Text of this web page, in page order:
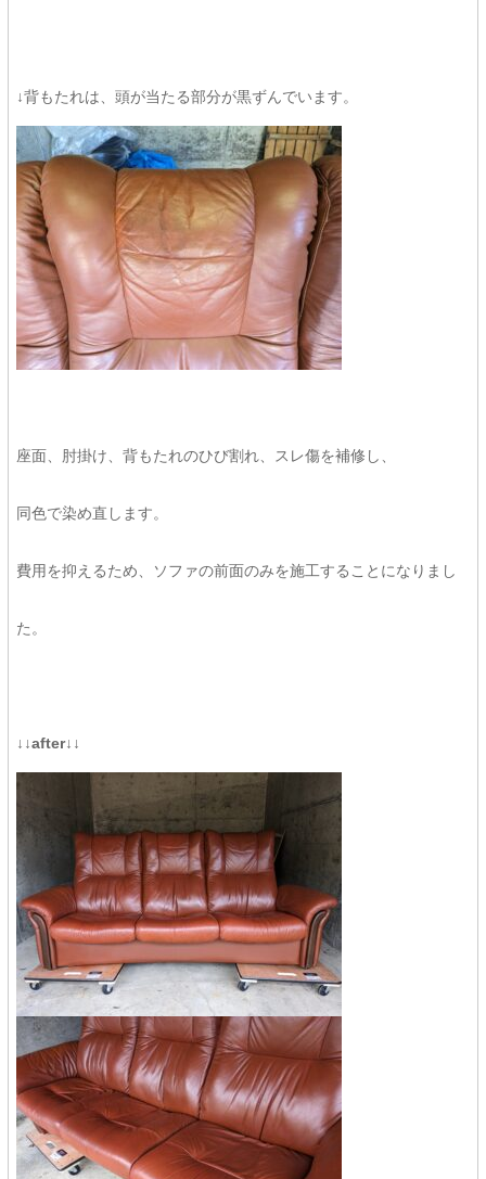
↓背もたれは、頭が当たる部分が黒ずんでいます。
座面、肘掛け、背もたれのひび割れ、スレ傷を補修し、
同色で染め直します。
費用を抑えるため、ソファの前面のみを施工することになりまし
た。
↓↓after↓↓